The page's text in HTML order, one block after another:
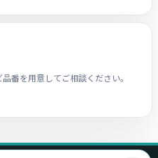
番を用意してご相談ください。